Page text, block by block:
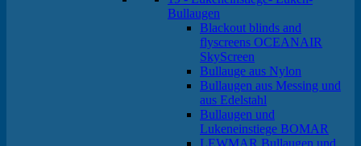
Bullaugen
Blackout blinds and
flyscreens OCEANAIR
SkyScreen
Bullauge aus Nylon
Bullaugen aus Messing und
aus Edelstahl
Bullaugen und
Lukeneinstiege BOMAR
LEWMAR Bullaugen und